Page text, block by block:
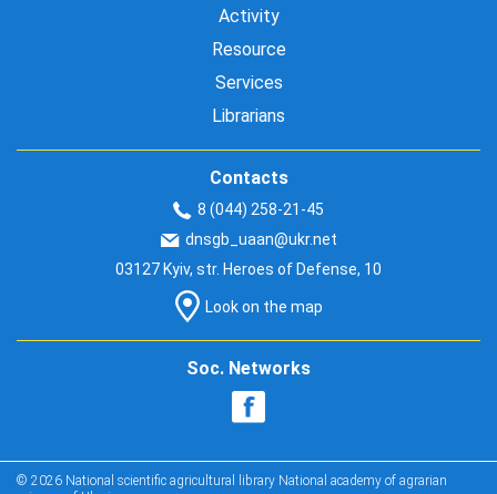
Activity
Resource
Services
Librarians
Contacts
8 (044) 258-21-45
dnsgb_uaan@ukr.net
03127 Kyiv, str. Heroes of Defense, 10
Look on the map
Soc. Networks
© 2026 National scientific agricultural library National academy of agrarian